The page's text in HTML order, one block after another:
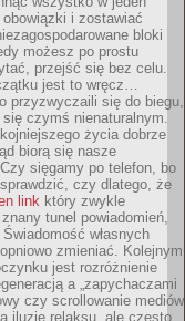
i zostawiać
bloki
możesz po prostu
przejść się bez celu.
jest to wręcz…
przyzwyczaili się do biegu,
czymś nienaturalnym.
życia dobrze
biorą się nasze
sięgamy po telefon, bo
czy dlatego, że
link który zwykle
tunel powiadomień,
własnych
zmieniać. Kolejnym
jest rozróżnienie
a „zapychaczami
czy scrollowanie mediów
iluzję relaksu, ale często